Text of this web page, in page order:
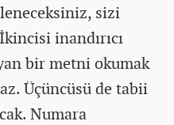
sizi
inandırıcı
bir metni okumak
Üçüncüsü de tabii
Numara